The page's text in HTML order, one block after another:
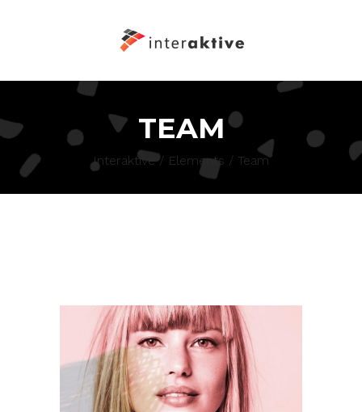
TEAM
Interaktive/ Elements / Team